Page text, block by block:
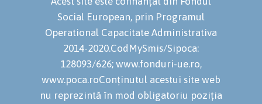
Social European, prin Programul
Operational Capacitate Administrativa
2014-2020.CodMySmis/Sipoca:
128093/626; www.fonduri-ue.ro,
www.poca.roConținutul acestui site web
nu reprezintă în mod obligatoriu poziția